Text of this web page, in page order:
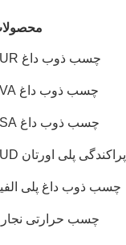
چسب ذوب داغ PUR
چسب ذوب داغ EVA
چسب ذوب داغ PSA
پراکندگی پلی اورتان PUD
چسب ذوب داغ پلی
چسب حرارتی